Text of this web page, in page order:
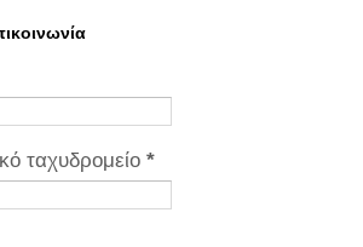
ταχυδρομείο *